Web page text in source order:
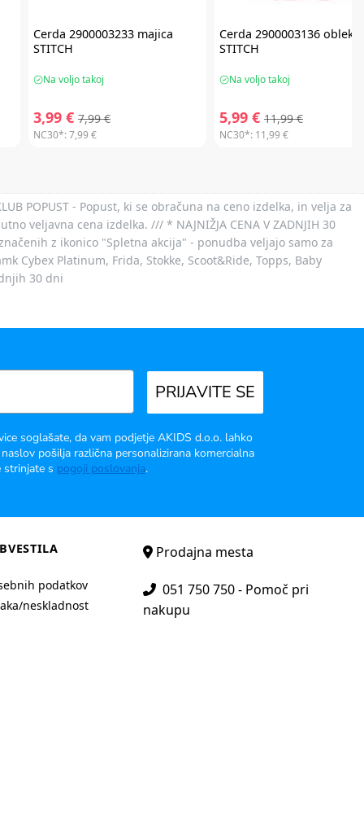
Cerda 2900003233 majica
STITCH
Na voljo takoj
3,99 € 7,99 €
NC30*:7,99 €
Cerda 2900003136 obleka
STITCH
Na voljo takoj
5,99 € 11,99 €
NC30*: 11,99 €
POPUST - Popust, ki se obračuna na ceno izdelka, in velja za
veljavna cena izdelka. /// * NAJNIŽJA CENA V ZADNJIH 30
z ikonico "Spletna akcija" - ponudba veljajo samo za
Cybex Platinum, Frida, Stokke, Scoot&Ride, Topps, Baby
30 dni
PRIJAVITE SE
soglašate, da vam podjetje AKIDS d.o.o. lahko
pošilja različna personalizirana komercialna
strinjate s pogoji poslovanja.
podatkov
neskladnost
Prodajna mesta
051 750 750 - Pomoč pri
nakupu